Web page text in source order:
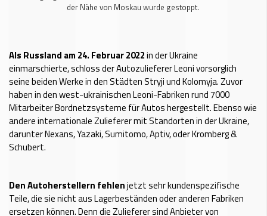
der Nähe von Moskau wurde gestoppt.
Als Russland am 24. Februar 2022in der Ukraine
einmarschierte, schloss der Autozulieferer Leoni vorsorglich
seine beiden Werke in den Städten Stryji und Kolomyja. Zuvor
haben in den west-ukrainischen Leoni-Fabriken rund 7000
Mitarbeiter Bordnetzsysteme für Autos hergestellt. Ebenso wie
andere internationale Zulieferer mit Standorten in der Ukraine,
darunter Nexans, Yazaki, Sumitomo, Aptiv, oder Kromberg &
Schubert.
Den Autoherstellern fehlenjetzt sehr kundenspezifische
Teile, die sie nicht aus Lagerbeständen oder anderen Fabriken
ersetzen können. Denn die Zulieferer sind Anbieter von